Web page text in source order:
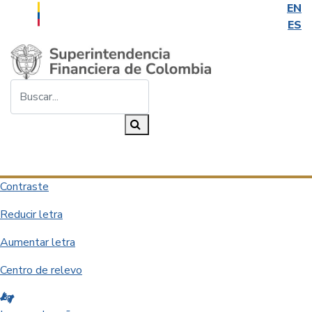
EN
ES
Saltar al contenido principal
Contraste
Reducir letra
Aumentar letra
Centro de relevo